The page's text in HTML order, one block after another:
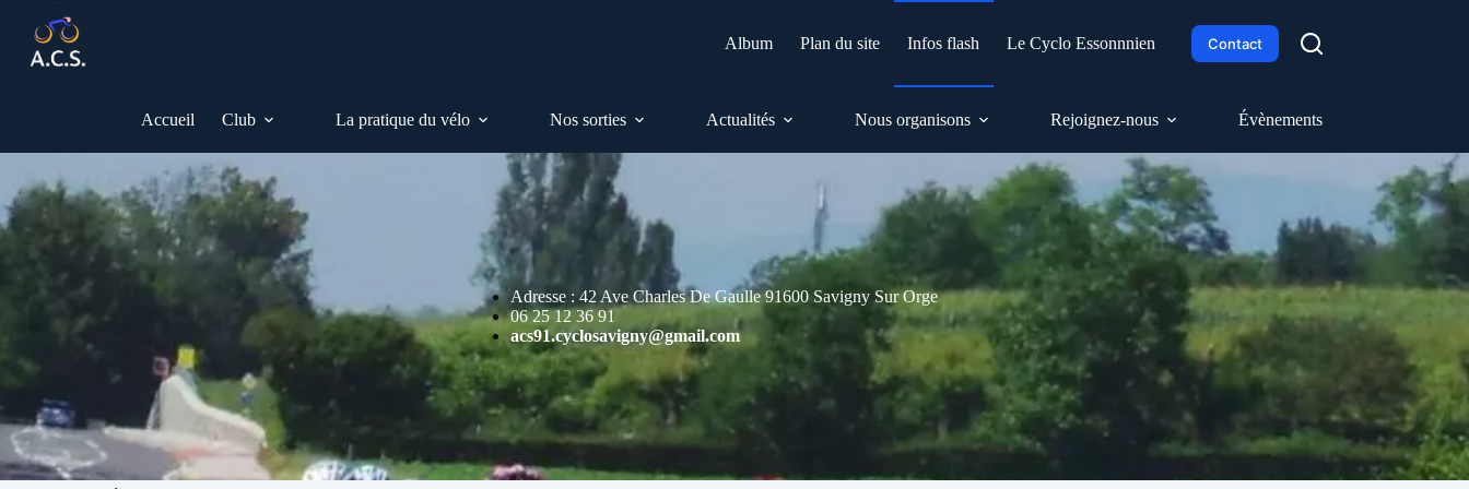
contenu
Album Plan du site Infos flash Le Cyclo Essonnnien Contact
Accueil Club La pratique du vélo Nos sorties Actualités Nous organisons Rejoignez-nous Évènements
Adresse : 42 Ave Charles De Gaulle 91600 Savigny Sur Orge
06 25 12 36 91
acs91.cyclosavigny@gmail.com